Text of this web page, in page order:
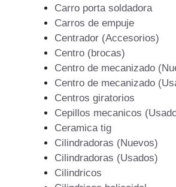
Carro porta soldadora
Carros de empuje
Centrador (Accesorios)
Centro (brocas)
Centro de mecanizado
Centro de mecanizado
Centros giratorios
Cepillos mecanicos
Ceramica tig
Cilindradoras (Nuevos)
Cilindradoras (Usados)
Cilindricos